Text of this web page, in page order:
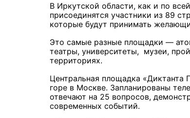
В Иркутской области, как и по
присоединятся участники из 89
которые будут принимать
Это самые разные площадки —
театры, университеты, музеи,
территориях.
Центральная площадка
горе в Москве. Запланированы
отвечают на 25 вопросов,
современных событий.